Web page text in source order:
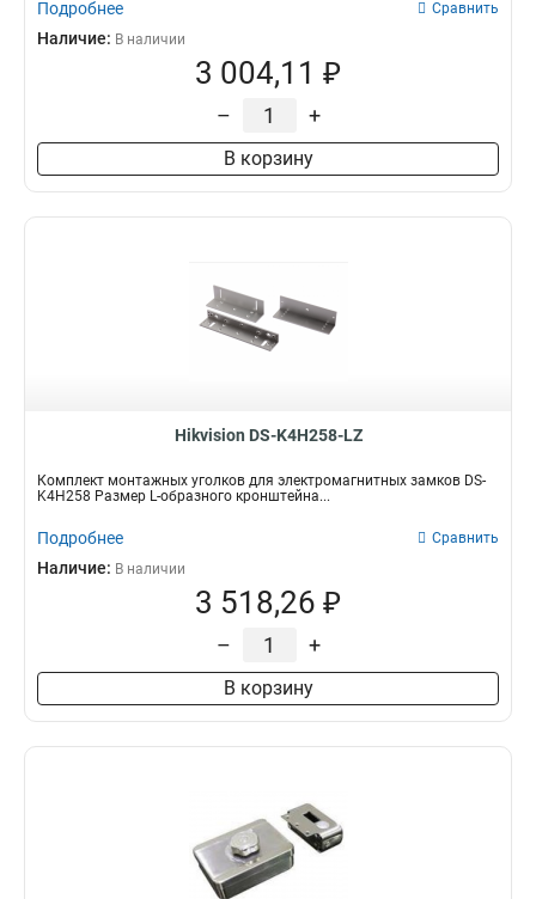
Подробнее Сравнить
Наличие: В наличии
3 004,11 ₽
– +
В корзину
Hikvision DS-K4H258-LZ
Комплект монтажных уголков для электромагнитных замков DS-
K4H258 Размер L-образного кронштейна...
Подробнее Сравнить
Наличие: В наличии
3 518,26 ₽
– +
В корзину